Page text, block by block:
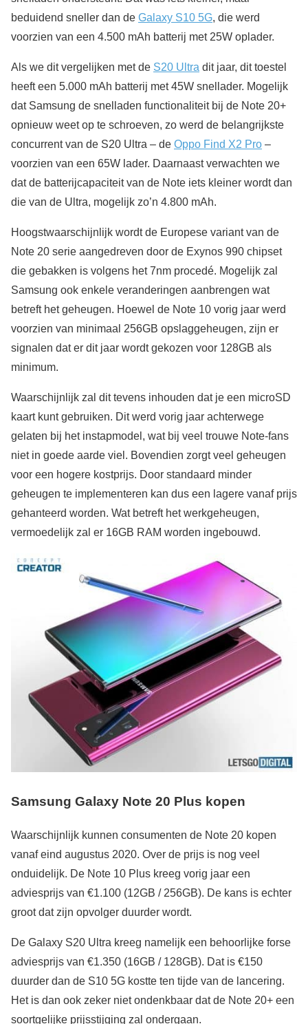
beduidend sneller dan de Galaxy S10 5G, die werd
voorzien van een 4.500 mAh batterij met 25W oplader.
Als we dit vergelijken met de S20 Ultra dit jaar, dit toestel
heeft een 5.000 mAh batterij met 45W snellader. Mogelijk
dat Samsung de snelladen functionaliteit bij de Note 20+
opnieuw weet op te schroeven, zo werd de belangrijkste
concurrent van de S20 Ultra – de Oppo Find X2 Pro –
voorzien van een 65W lader. Daarnaast verwachten we
dat de batterijcapaciteit van de Note iets kleiner wordt dan
die van de Ultra, mogelijk zo’n 4.800 mAh.
Hoogstwaarschijnlijk wordt de Europese variant van de
Note 20 serie aangedreven door de Exynos 990 chipset
die gebakken is volgens het 7nm procedé. Mogelijk zal
Samsung ook enkele veranderingen aanbrengen wat
betreft het geheugen. Hoewel de Note 10 vorig jaar werd
voorzien van minimaal 256GB opslaggeheugen, zijn er
signalen dat er dit jaar wordt gekozen voor 128GB als
minimum.
Waarschijnlijk zal dit tevens inhouden dat je een microSD
kaart kunt gebruiken. Dit werd vorig jaar achterwege
gelaten bij het instapmodel, wat bij veel trouwe Note-fans
niet in goede aarde viel. Bovendien zorgt veel geheugen
voor een hogere kostprijs. Door standaard minder
geheugen te implementeren kan dus een lagere vanaf prijs
gehanteerd worden. Wat betreft het werkgeheugen,
vermoedelijk zal er 16GB RAM worden ingebouwd.
Samsung Galaxy Note 20 Plus kopen
Waarschijnlijk kunnen consumenten de Note 20 kopen
vanaf eind augustus 2020. Over de prijs is nog veel
onduidelijk. De Note 10 Plus kreeg vorig jaar een
adviesprijs van €1.100 (12GB / 256GB). De kans is echter
groot dat zijn opvolger duurder wordt.
De Galaxy S20 Ultra kreeg namelijk een behoorlijke forse
adviesprijs van €1.350 (16GB / 128GB). Dat is €150
duurder dan de S10 5G kostte ten tijde van de lancering.
Het is dan ook zeker niet ondenkbaar dat de Note 20+ een
soortgelijke prijsstijging zal ondergaan.